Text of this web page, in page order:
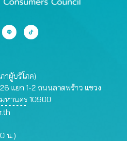
าผู้บริโภค)
แยก 1-2 ถนนลาดพร้าว แขวง
หานคร 10900
น.)